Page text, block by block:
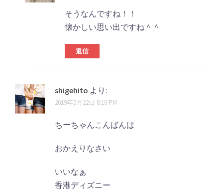
そうなんですね！！
懐かしい思い出ですね＾＾
返信
shigehito より:
2019年5月22日 8:10 PM
ちーちゃんこんばんは
おかえりなさい
いいなぁ
香港ディズニー